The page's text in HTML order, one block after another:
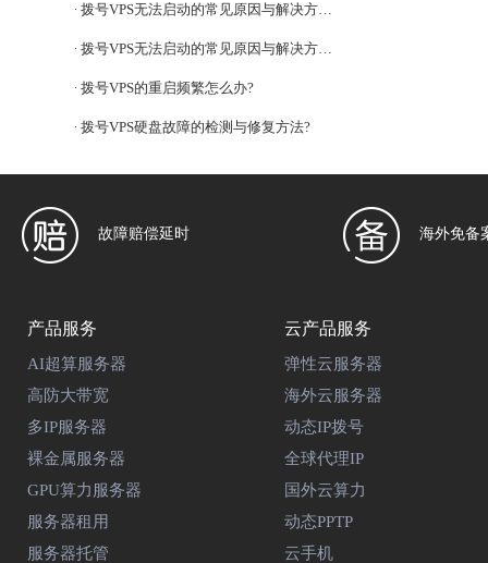
拨号VPS无法启动的常见原因与解决方法?
拨号VPS无法启动的常见原因与解决方法?
拨号VPS的重启频繁怎么办?
拨号VPS硬盘故障的检测与修复方法?
故障赔偿延时 海外免备
产品服务
AI超算服务器
高防大带宽
多IP服务器
裸金属服务器
GPU算力服务器
服务器租用
服务器托管
云产品服务
弹性云服务器
海外云服务器
动态IP拨号
全球代理IP
国外云算力
动态PPTP
云手机